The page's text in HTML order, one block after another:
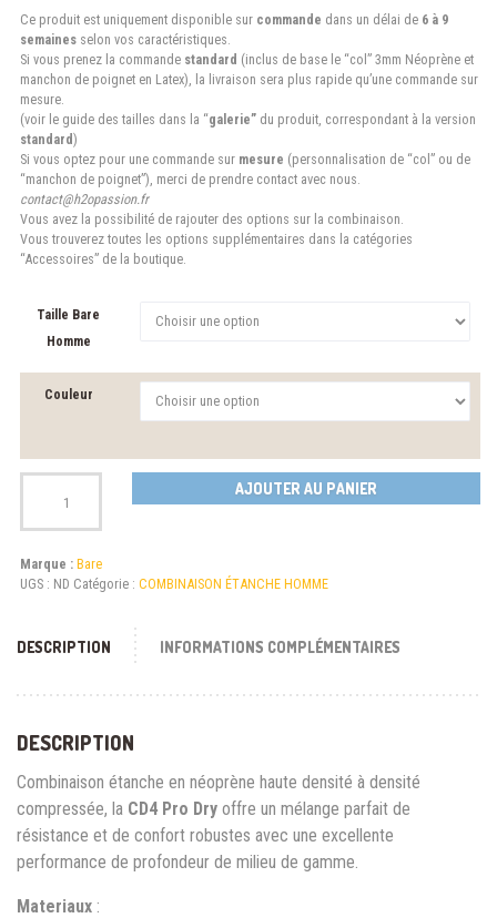
Ce produit est uniquement disponible sur commande dans un délai de 6 à 9
semainesselon vos caractéristiques.
Si vous prenez la commande standard (inclus de base le “col” 3mm Néoprène et
manchon de poignet en Latex), la livraison sera plus rapide qu’une commande sur
mesure.
(voir le guide des tailles dans la “galerie”du produit, correspondant à la version
standard)
Si vous optez pour une commande sur mesure (personnalisation de “col” ou de
“manchon de poignet”), merci de prendre contact avec nous.
contact@h2opassion.fr
Vous avez la possibilité de rajouter des options sur la combinaison.
Vous trouverez toutes les options supplémentaires dans la catégories
“Accessoires” de la boutique.
Taille Bare
Homme
Couleur
Quantité AJOUTER AU PANIER
Marque : Bare
UGS : ND Catégorie : COMBINAISON ÉTANCHE HOMME
DESCRIPTION INFORMATIONS COMPLÉMENTAIRES
DESCRIPTION
Combinaison étanche en néoprène haute densité à densité
compressée, la CD4 Pro Dry offre un mélange parfait de
résistance et de confort robustes avec une excellente
performance de profondeur de milieu de gamme.
Materiaux :